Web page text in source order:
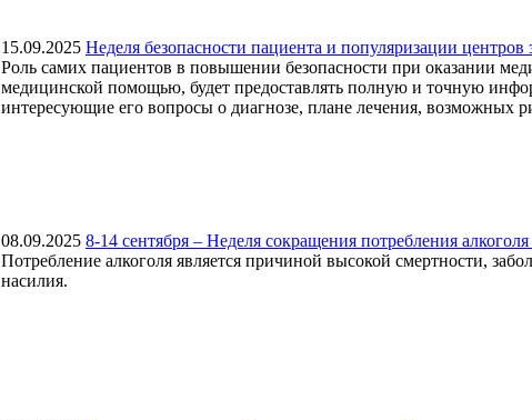
15.09.2025 Неделя безопасности пациента и популяризации центров
Роль самих пациентов в повышении безопасности при оказании
медицинской помощью, будет предоставлять полную и точную
интересующие его вопросы о диагнозе, плане лечения, возможных
08.09.2025 8-14 сентября – Неделя сокращения потребления
Потребление алкоголя является причиной высокой смертности,
насилия.